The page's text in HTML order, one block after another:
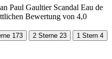
Paul Gaultier Scandal Eau de
Bewertung von 4,0
173 2 Sterne 23 1 Stern 4